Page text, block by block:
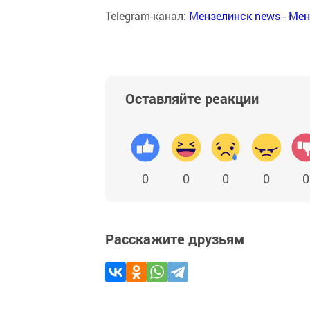
Telegram-канал: Мензелинск news -
Оставляйте реакции
0 0 0 0 0
Расскажите друзьям